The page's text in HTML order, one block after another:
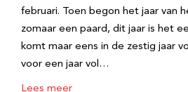
februari. Toen begon het jaar van
zomaar een paard, dit jaar is het
komt maar eens in de zestig jaar
voor een jaar vol…
Lees meer